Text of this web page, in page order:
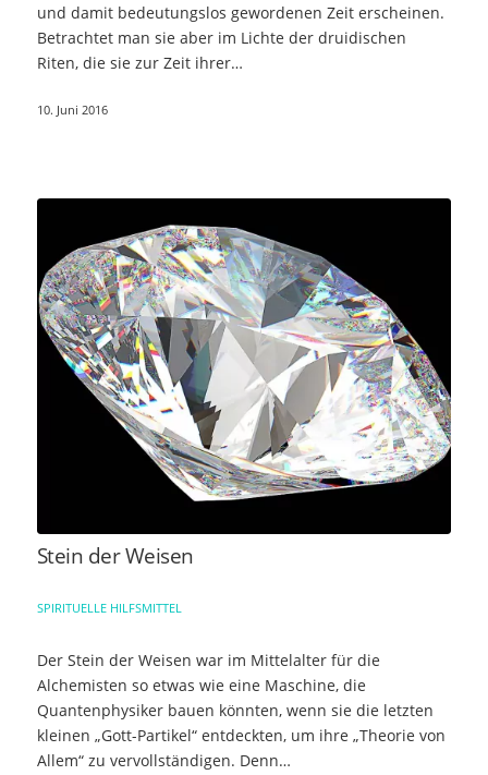
und damit bedeutungslos gewordenen Zeit erscheinen.
Betrachtet man sie aber im Lichte der druidischen
Riten, die sie zur Zeit ihrer…
10. Juni 2016
Stein der Weisen
SPIRITUELLE HILFSMITTEL
Der Stein der Weisen war im Mittelalter für die
Alchemisten so etwas wie eine Maschine, die
Quantenphysiker bauen könnten, wenn sie die letzten
kleinen „Gott-Partikel“ entdeckten, um ihre „Theorie von
Allem“ zu vervollständigen. Denn…